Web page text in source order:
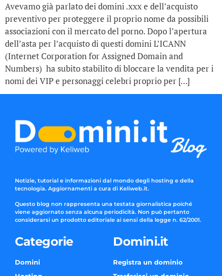
Avevamo già parlato dei domini .xxx e dell’acquisto
preventivo per proteggere il proprio nome da possibili
associazioni con il mercato del porno. Dopo l’apertura
dell’asta per l’acquisto di questi domini L’ICANN
(Internet Corporation for Assigned Domain and
Numbers) ha subito stabilito di bloccare la vendita per i
nomi dei VIP e personaggi celebri proprio per […]
Notizie, tutorial e informazioni dal mondo degli hosting e della
tecnologia. Aggiornamenti a cura di Keliweb.it.
Questo blog non rappresenta una testata giornalistica poiché
viene aggiornato senza alcuna periodicità. Non può pertanto
considerarsi un prodotto editoriale ai sensi della legge n. 62/2001.
Categorie
Domini
Domini.it
Registra un dominio